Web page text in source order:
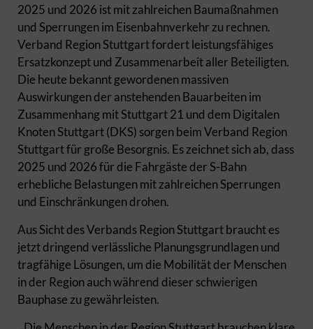
2025 und 2026 ist mit zahlreichen Baumaßnahmen
und Sperrungen im Eisenbahnverkehr zu rechnen.
Verband Region Stuttgart fordert leistungsfähiges
Ersatzkonzept und Zusammenarbeit aller Beteiligten.
Die heute bekannt gewordenen massiven
Auswirkungen der anstehenden Bauarbeiten im
Zusammenhang mit Stuttgart 21 und dem Digitalen
Knoten Stuttgart (DKS) sorgen beim Verband Region
Stuttgart für große Besorgnis. Es zeichnet sich ab, dass
2025 und 2026 für die Fahrgäste der S-Bahn
erhebliche Belastungen mit zahlreichen Sperrungen
und Einschränkungen drohen.
Aus Sicht des Verbands Region Stuttgart braucht es
jetzt dringend verlässliche Planungsgrundlagen und
tragfähige Lösungen, um die Mobilität der Menschen
in der Region auch während dieser schwierigen
Bauphase zu gewährleisten.